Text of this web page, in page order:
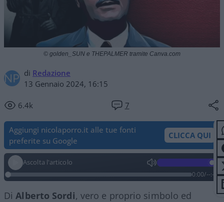
di Redazione
13 Gennaio 2024, 16:15
6.4k 7
© golden_SUN e THEPALMER tramite Canva.com
Aggiungi nicolaporro.it alle tue fonti
preferite su Google
CLICCA QUI
Ascolta l'articolo
0:00/--:--
DiAlberto Sordi, vero e proprio simbolo ed